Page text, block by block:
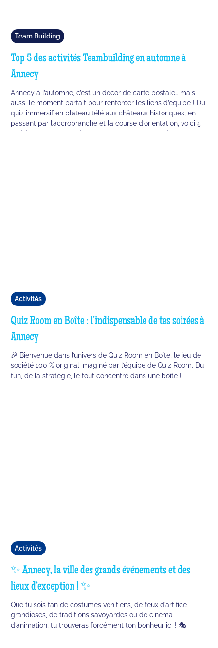
Team Building
Top 5 des activités Teambuilding en automne à
Annecy
Annecy à l’automne, c’est un décor de carte postale… mais
aussi le moment parfait pour renforcer les liens d’équipe ! Du
quiz immersif en plateau télé aux châteaux historiques, en
passant par l’accrobranche et la course d’orientation, voici 5
activités originales qui feront de votre team building
Activités
Quiz Room en Boîte : l’indispensable de tes soirées à
Annecy
🎉 Bienvenue dans l’univers de Quiz Room en Boîte, le jeu de
société 100 % original imaginé par l’équipe de Quiz Room. Du
fun, de la stratégie, le tout concentré dans une boîte !
Activités
✨ Annecy, la ville des grands événements et des
lieux d’exception ! ✨
Que tu sois fan de costumes vénitiens, de feux d’artifice
grandioses, de traditions savoyardes ou de cinéma
d’animation, tu trouveras forcément ton bonheur ici ! 🎭